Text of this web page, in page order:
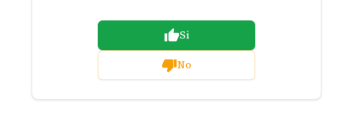
Si
No